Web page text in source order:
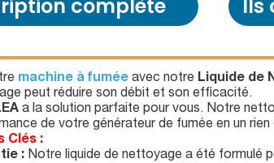
complète Ils
machine à fumée avec notre Liquide de
peut réduire son débit et son efficacité.
a la solution parfaite pour vous. Notre
de votre générateur de fumée en un rien
Clés :
: Notre liquide de nettoyage a été formulé